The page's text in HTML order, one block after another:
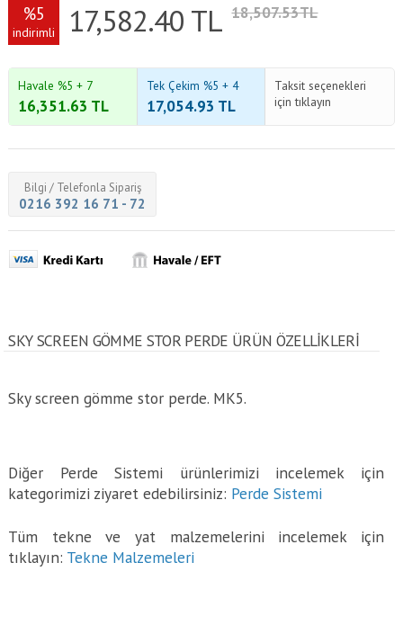
%5
indirimli 17,582.40 TL 18,507.53TL
Havale %5 + 7
16,351.63 TL
Tek Çekim %5 + 4
17,054.93 TL
Taksit seçenekleri
için tıklayın
Bilgi / Telefonla Sipariş
0216 392 16 71 - 72
SKY SCREEN GÖMME STOR PERDE ÜRÜN ÖZELLİKLERİ
Sky screen gömme stor perde. MK5.
Diğer Perde Sistemi ürünlerimizi incelemek için
kategorimizi ziyaret edebilirsiniz: Perde Sistemi
Tüm tekne ve yat malzemelerini incelemek için
tıklayın: Tekne Malzemeleri